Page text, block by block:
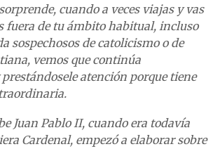
cuando a veces viajas y vas
fuera de tu ámbito habitual, incluso
sospechosos de catolicismo o de
vemos que continúa
atención porque tiene
Juan Pablo II, cuando era todavía
Cardenal, empezó a elaborar sobre